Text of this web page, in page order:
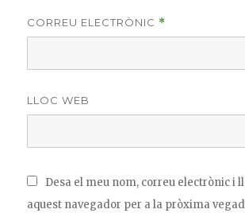
CORREU ELECTRÒNIC *
LLOC WEB
Desa el meu nom, correu electrònic i
aquest navegador per a la pròxima